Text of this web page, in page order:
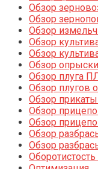
Обзор
Обзор
Обзор
Обзор
Обзор
Обзор
Обзор плуга
Обзор плугов
Обзор
Обзор
Обзор
Обзор
Обзор